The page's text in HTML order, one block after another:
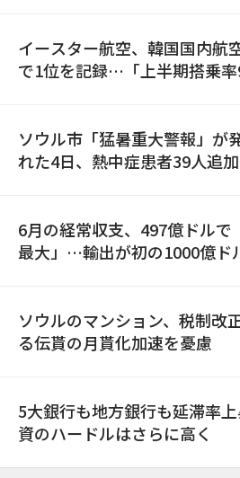
イースター航空、韓国国内航
で1位を記録…「上半期搭乗率
ソウル市「猛暑重大警報」が
れた4日、熱中症患者39人追
6月の経常収支、497億ドルで
最大」…輸出が初の1000億ド
ソウルのマンション、税制改
る伝貰の月貰化加速を憂慮
5大銀行も地方銀行も延滞率
資のハードルはさらに高く